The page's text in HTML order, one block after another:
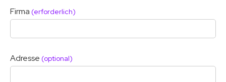
Firma (erforderlich)
Adresse (optional)